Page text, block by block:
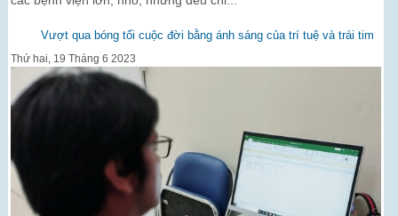
Vượt qua bóng tối cuộc đời bằng ánh sáng của trí tuệ và trái tim
Thứ hai, 19 Tháng 6 2023